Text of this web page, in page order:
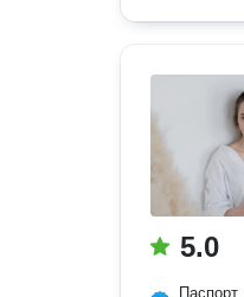
5.0
Паспорт